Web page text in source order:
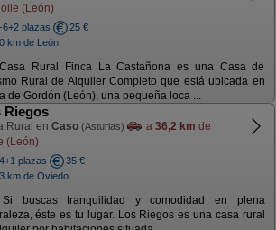
(León)
6+2 plazas
25 €
km de León
Casa Rural Finca La Castañona es una Casa de
Rural de Alquiler Completo que está ubicada en
de Gordón (León), una pequeña loca ...
Riegos
Rural en Caso (Asturias) a 36,2 km de
(León)
plazas
35 €
km de Oviedo
Si buscas tranquilidad y comodidad en plena
éste es tu lugar. Los Riegos es una casa rural